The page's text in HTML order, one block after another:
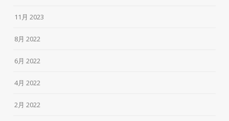
11月 2023
8月 2022
6月 2022
4月 2022
2月 2022